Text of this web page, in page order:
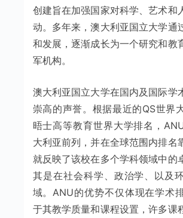
创建旨在加强国家对科学、艺术和
动。多年来，澳大利亚国立大学通
和发展，逐渐成长为一个研究和教
军机构。
澳大利亚国立大学在国内及国际学
崇高的声誉。根据最近的QS世界
晤士高等教育世界大学排名，
大利亚前列，并在全球范围内排名
就反映了该校在多个学科领域中的
其是在社会科学、政治学、以及
域。ANU的优势不仅体现在学术
于其教学质量和课程设置，许多课